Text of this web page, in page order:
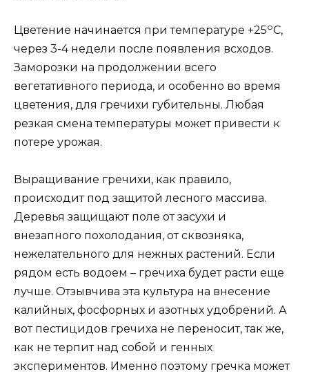
Цветение начинается при температуре +25оС,
через 3-4 недели после появления всходов.
Заморозки на продолжении всего
вегетативного периода, и особенно во время
цветения, для гречихи губительны. Любая
резкая смена температуры может привести к
потере урожая.
Выращивание гречихи, как правило,
происходит под защитой лесного массива.
Деревья защищают поле от засухи и
внезапного похолодания, от сквозняка,
нежелательного для нежных растений. Если
рядом есть водоем – гречиха будет расти еще
лучше. Отзывчива эта культура на внесение
калийных, фосфорных и азотных удобрений. А
вот пестицидов гречиха не переносит, так же,
как не терпит над собой и генных
экспериментов. Именно поэтому гречка может